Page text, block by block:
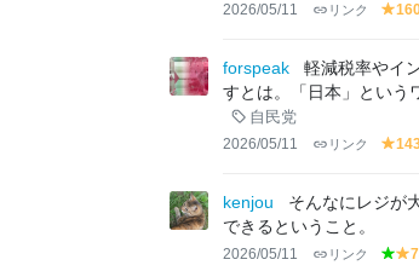
2026/05/11 リンク
y
lo
w
forspeak
軽減税率やイ
すとは。「日本」という
自民党
2026/05/11 リンク
y
lo
kenjou
そんなにレジが
できるということ。
2026/05/11 リンク
g y